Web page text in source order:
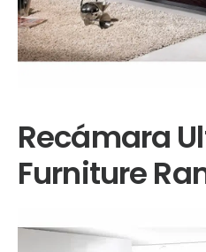
Recámara
Furniture